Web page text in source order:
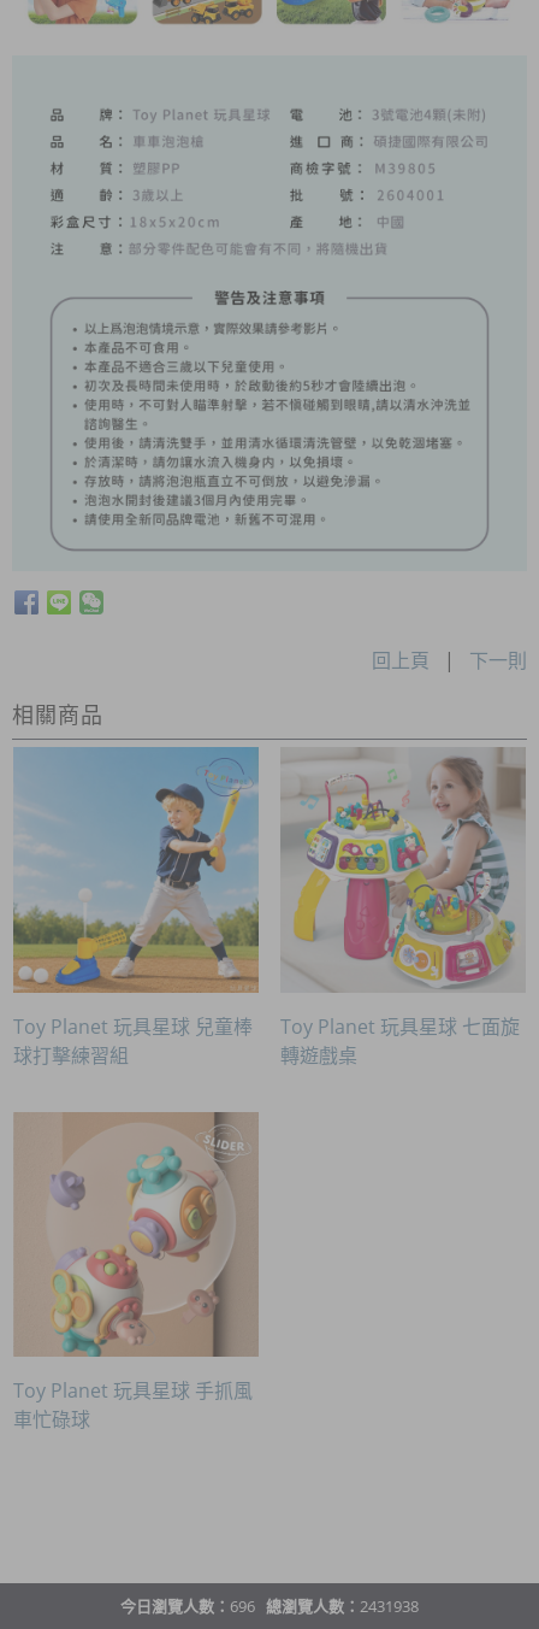
回上頁 | 下一則
相關商品
Toy Planet 玩具星球 兒童棒
球打擊練習組
Toy Planet 玩具星球 七面旋
轉遊戲桌
Toy Planet 玩具星球 手抓風
車忙碌球
今日瀏覽人數： 696 總瀏覽人數： 2431938